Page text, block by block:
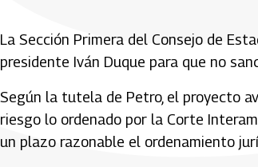
La Sección Primera del Consejo de
presidente Iván Duque para que no
Según la tutela de Petro, el proyecto
riesgo lo ordenado por la Corte
un plazo razonable el ordenamiento